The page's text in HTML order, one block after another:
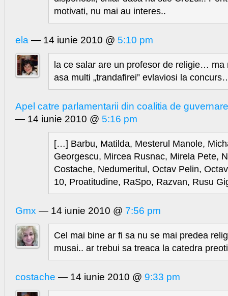
motivati, nu mai au interes..
ela — 14 iunie 2010 @ 5:10 pm
la ce salar are un profesor de religie… ma
asa multi „trandafirei” evlaviosi la
Apel catre parlamentarii din coalitia de
— 14 iunie 2010 @ 5:16 pm
[…] Barbu, Matilda, Mesterul Manole,
Georgescu, Mircea Rusnac, Mirela Pete,
Costache, Nedumeritul, Octav Pelin,
10, Proatitudine, RaSpo, Razvan, Rusu
Gmx — 14 iunie 2010 @ 7:56 pm
Cel mai bine ar fi sa nu se mai predea
musai.. ar trebui sa treaca la catedra
costache — 14 iunie 2010 @ 9:33 pm